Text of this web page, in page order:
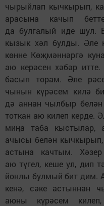
чырыйлап кычкырып,
арасына качып
да булгалый иде шул.
кызык хәл булды. Әле
көнне Көҗмәннәргә
аю керәсен хәбәр
басып торам. Әле
чынын күрәсем килә
дә аннан чылбыр
тоткан аю килеп керде.
миңа таба
ачысы белән кычкырып,
астына качтым.
аю түгел, кеше ул, дип
йонлы булмый бит дим.
кенә, сәке астыннан
аюны күрәсем